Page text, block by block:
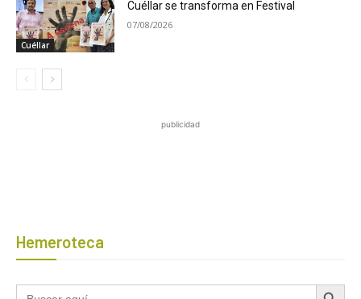
Cuéllar
Cuéllar se transforma en Festival
07/08/2026
publicidad
Hemeroteca
Buscar: Botón de